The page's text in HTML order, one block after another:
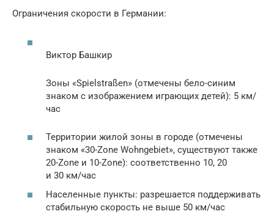
Ограничения скорости в Германии:
Виктор Башкир
Зоны «Spielstraßen» (отмечены бело-синим
знаком с изображением играющих детей): 5 км/
час
Территории жилой зоны в городе (отмечены
знаком «30-Zone Wohngebiet», существуют также
20-Zone и 10-Zonе): соответственно 10, 20
и 30 км/час
Населенные пункты: разрешается поддерживать
стабильную скорость не выше 50 км/час